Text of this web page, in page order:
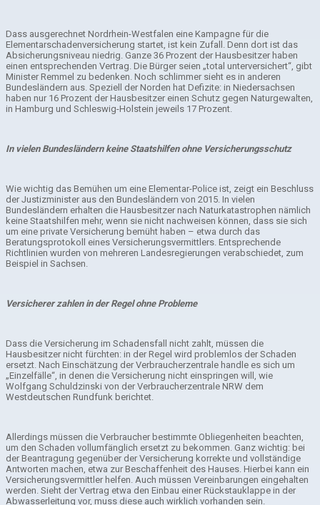
Dass ausgerechnet Nordrhein-Westfalen eine Kampagne für die
Elementarschadenversicherung startet, ist kein Zufall. Denn dort ist das
Absicherungsniveau niedrig. Ganze 36 Prozent der Hausbesitzer haben
einen entsprechenden Vertrag. Die Bürger seien „total unterversichert“, gibt
Minister Remmel zu bedenken. Noch schlimmer sieht es in anderen
Bundesländern aus. Speziell der Norden hat Defizite: in Niedersachsen
haben nur 16 Prozent der Hausbesitzer einen Schutz gegen Naturgewalten,
in Hamburg und Schleswig-Holstein jeweils 17 Prozent.
In vielen Bundesländern keine Staatshilfen ohne Versicherungsschutz
Wie wichtig das Bemühen um eine Elementar-Police ist, zeigt ein Beschluss
der Justizminister aus den Bundesländern von 2015. In vielen
Bundesländern erhalten die Hausbesitzer nach Naturkatastrophen nämlich
keine Staatshilfen mehr, wenn sie nicht nachweisen können, dass sie sich
um eine private Versicherung bemüht haben – etwa durch das
Beratungsprotokoll eines Versicherungsvermittlers. Entsprechende
Richtlinien wurden von mehreren Landesregierungen verabschiedet, zum
Beispiel in Sachsen.
Versicherer zahlen in der Regel ohne Probleme
Dass die Versicherung im Schadensfall nicht zahlt, müssen die
Hausbesitzer nicht fürchten: in der Regel wird problemlos der Schaden
ersetzt. Nach Einschätzung der Verbraucherzentrale handle es sich um
„Einzelfälle“, in denen die Versicherung nicht einspringen will, wie
Wolfgang Schuldzinski von der Verbraucherzentrale NRW dem
Westdeutschen Rundfunk berichtet.
Allerdings müssen die Verbraucher bestimmte Obliegenheiten beachten,
um den Schaden vollumfänglich ersetzt zu bekommen. Ganz wichtig: bei
der Beantragung gegenüber der Versicherung korrekte und vollständige
Antworten machen, etwa zur Beschaffenheit des Hauses. Hierbei kann ein
Versicherungsvermittler helfen. Auch müssen Vereinbarungen eingehalten
werden. Sieht der Vertrag etwa den Einbau einer Rückstauklappe in der
Abwasserleitung vor, muss diese auch wirklich vorhanden sein.